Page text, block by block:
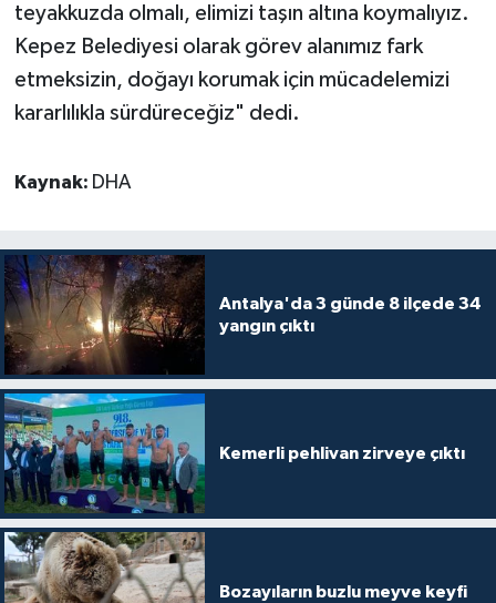
teyakkuzda olmalı, elimizi taşın altına koymalıyız.
Kepez Belediyesi olarak görev alanımız fark
etmeksizin, doğayı korumak için mücadelemizi
kararlılıkla sürdüreceğiz" dedi.
Kaynak: DHA
Antalya'da 3 günde 8 ilçede 34
yangın çıktı
Kemerli pehlivan zirveye çıktı
Bozayıların buzlu meyve keyfi